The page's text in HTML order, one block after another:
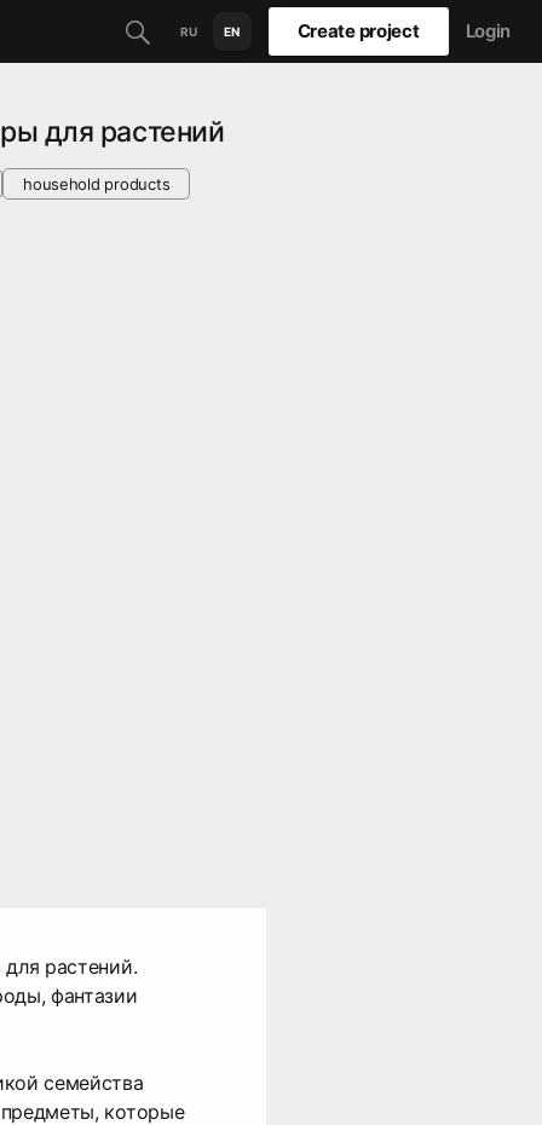
RU EN Create project Login
для растений
household products
растений.
фантазии
семейства
которые